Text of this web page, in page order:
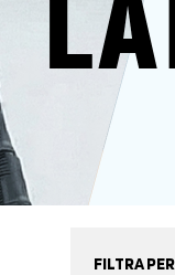
FILTRA PER